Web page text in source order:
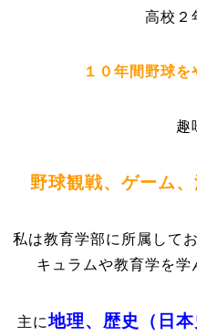
高校２
１０年間 野球を
趣
野球観戦、ゲーム
私は教育学部に所属して
キュラムや教育学を学
主に地理、歴史（日本